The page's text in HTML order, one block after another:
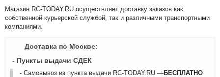
Магазин RC-TODAY.RU осуществляет доставку заказов как
собственной курьерской службой, так и различными транспортными
компаниями.
Доставка по Москве:
- Пункты выдачи СДЕК
- Самовывоз из пункта выдачи RC-TODAY.RU —БЕСПЛАТНО